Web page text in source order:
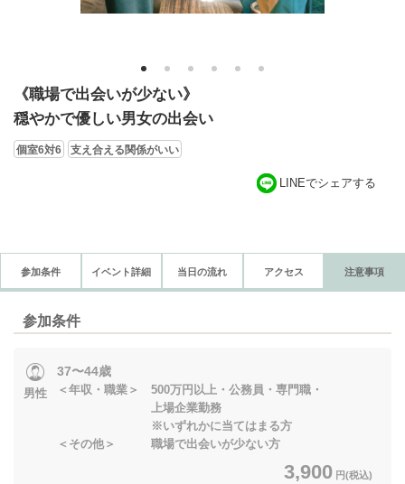
1 2 3 4 5 6
《職場で出会いが少ない》
穏やかで優しい男女の出会い
個室6対6 支え合える関係がいい
LINEでシェアする
参加条件 イベント詳細 当日の流れ アクセス 注意事項
参加条件
男性
37〜44歳
＜年収・職業＞ 500万円以上・公務員・専門職・
上場企業勤務
※いずれかに当てはまる方
＜その他＞ 職場で出会いが少ない方
3,900 円(税込)